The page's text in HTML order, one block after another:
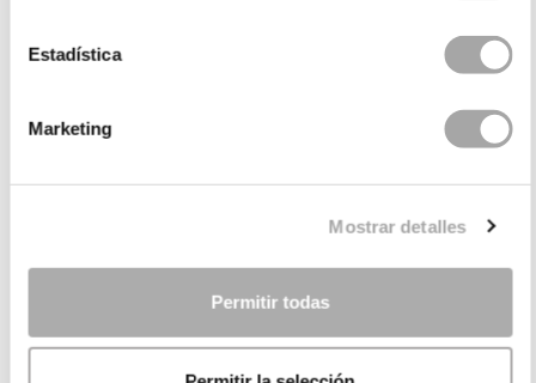
Estadística
Marketing
Mostrar detalles
Permitir todas
NEED SOME HELP?
POINTS OF SALE